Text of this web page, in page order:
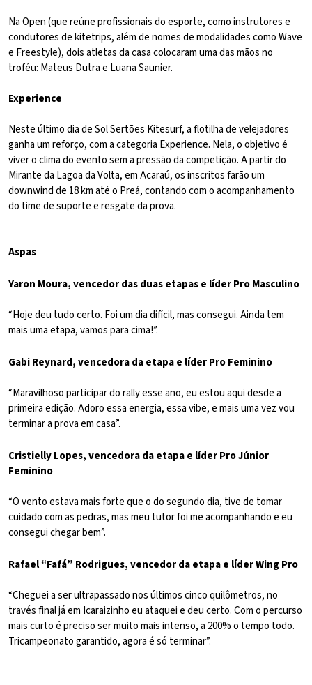
Na Open (que reúne profissionais do esporte, como instrutores e
condutores de kitetrips, além de nomes de modalidades como Wave
e Freestyle), dois atletas da casa colocaram uma das mãos no
troféu: Mateus Dutra e Luana Saunier.
Experience
Neste último dia de Sol Sertões Kitesurf, a flotilha de velejadores
ganha um reforço, com a categoria Experience. Nela, o objetivo é
viver o clima do evento sem a pressão da competição. A partir do
Mirante da Lagoa da Volta, em Acaraú, os inscritos farão um
downwind de 18 km até o Preá, contando com o acompanhamento
do time de suporte e resgate da prova.
Aspas
Yaron Moura, vencedor das duas etapas e líder Pro Masculino
“Hoje deu tudo certo. Foi um dia difícil, mas consegui. Ainda tem
mais uma etapa, vamos para cima!”.
Gabi Reynard, vencedora da etapa e líder Pro Feminino
“Maravilhoso participar do rally esse ano, eu estou aqui desde a
primeira edição. Adoro essa energia, essa vibe, e mais uma vez vou
terminar a prova em casa”.
Cristielly Lopes, vencedora da etapa e líder Pro Júnior
Feminino
“O vento estava mais forte que o do segundo dia, tive de tomar
cuidado com as pedras, mas meu tutor foi me acompanhando e eu
consegui chegar bem”.
Rafael “Fafá” Rodrigues, vencedor da etapa e líder Wing Pro
“Cheguei a ser ultrapassado nos últimos cinco quilômetros, no
través final já em Icaraizinho eu ataquei e deu certo. Com o percurso
mais curto é preciso ser muito mais intenso, a 200% o tempo todo.
Tricampeonato garantido, agora é só terminar”.